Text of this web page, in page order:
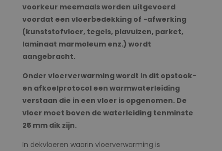
voorkeur meemaals worden uitgevoerd
voordat een vloerbedekking of -afwerking
(kunststofvloer, tegels, plavuizen, parket,
laminaat marmoleum enz.) wordt
aangebracht.
Onder vloerverwarming wordt in dit opstook-
en afkoelprotocol een warmwaterleiding
verstaan die in een vloer is opgenomen. De
vloer moet boven de waterleiding tenminste
25 mm dik zijn.
In dekvloeren waarin vloerverwarming is